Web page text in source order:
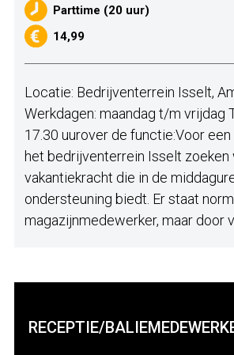
Parttime (20 uur)
14,99
Locatie: Bedrijventerrein Isselt,
Werkdagen: maandag t/m vrijdag
17.30 uurover de functie:Voor
het bedrijventerrein Isselt zoeken
vakantiekracht die in de
ondersteuning biedt. Er staat
magazijnmedewerker, maar door
RECEPTIE/